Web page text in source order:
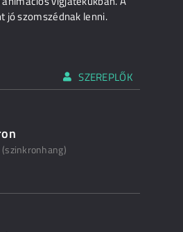
jó szomszédnak lenni.
SZEREPLŐK